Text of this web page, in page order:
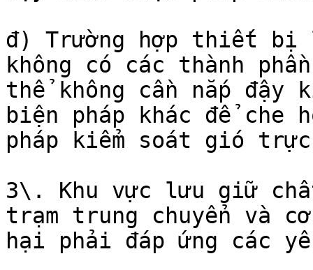
đ) Trường hợp thiết bị
không có các thành
thể không cần nắp đậy
biện pháp khác để che
pháp kiểm soát gió
3\. Khu vực lưu giữ
trạm trung chuyển và
hại phải đáp ứng các